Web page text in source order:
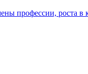
профессии, роста в